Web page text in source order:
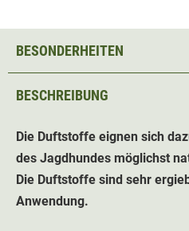
BESCHREIBUNG
Die Duftstoffe eignen sich
des Jagdhundes möglichst
Die Duftstoffe sind sehr
Anwendung.
BESONDERHEITEN